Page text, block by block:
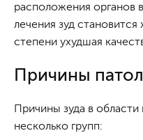
расположения органов
лечения зуд
степени ухудшая
Причины
Причины зуда в области
несколько групп: